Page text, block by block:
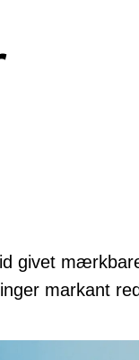
givet
markant